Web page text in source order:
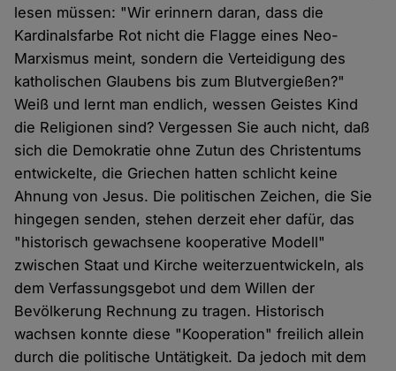
lesen müssen: "Wir erinnern daran, dass die
Kardinalsfarbe Rot nicht die Flagge eines Neo-
Marxismus meint, sondern die Verteidigung des
katholischen Glaubens bis zum Blutvergießen?"
Weiß und lernt man endlich, wessen Geistes Kind
die Religionen sind? Vergessen Sie auch nicht, daß
sich die Demokratie ohne Zutun des Christentums
entwickelte, die Griechen hatten schlicht keine
Ahnung von Jesus. Die politischen Zeichen, die Sie
hingegen senden, stehen derzeit eher dafür, das
"historisch gewachsene kooperative Modell"
zwischen Staat und Kirche weiterzuentwickeln, als
dem Verfassungsgebot und dem Willen der
Bevölkerung Rechnung zu tragen. Historisch
wachsen konnte diese "Kooperation" freilich allein
durch die politische Untätigkeit. Da jedoch mit dem